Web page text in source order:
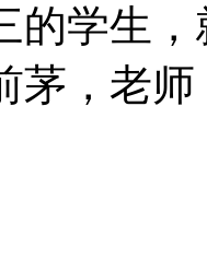
的学生
茅，老师